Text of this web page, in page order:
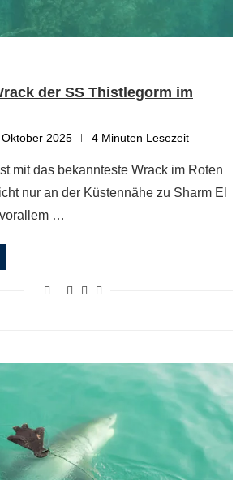
der SS Thistlegorm im
2025 4 Minuten Lesezeit
mit das bekannteste Wrack im Roten
nur an der Küstennähe zu Sharm El
…